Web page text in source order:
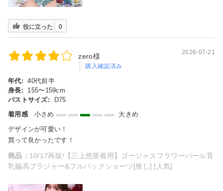
役に立った 0
zero様
購入確認済み
2026-07-21
年代: 40代前半
身長:
155〜159cm
バストサイズ:
D75
着用感
小さめ
大きめ
デザインが可愛い！
買って良かったです！
商品： 10/17再販!【三上悠亜着用】ゴージャスフラワーパール育
乳脇高ブラジャー&フルバックショーツ[推し] [人気]